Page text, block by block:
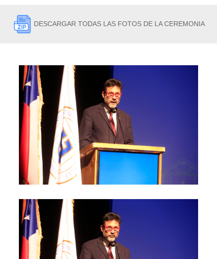
DESCARGAR TODAS LAS FOTOS DE LA CEREMONIA